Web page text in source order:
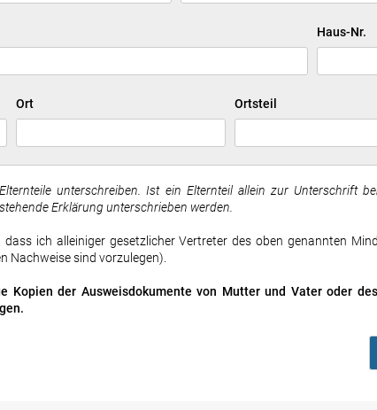
Haus-Nr.
Ort Ortsteil
unterschreiben. Ist ein Elternteil allein zur Unterschrift
Erklärung unterschrieben werden.
dass ich alleiniger gesetzlicher Vertreter des oben genannten
Nachweise sind vorzulegen).
Kopien der Ausweisdokumente von Mutter und Vater oder